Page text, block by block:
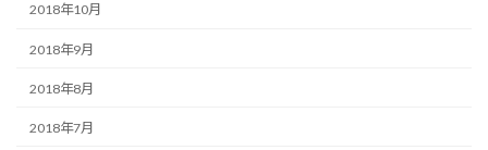
2018年10月
2018年9月
2018年8月
2018年7月